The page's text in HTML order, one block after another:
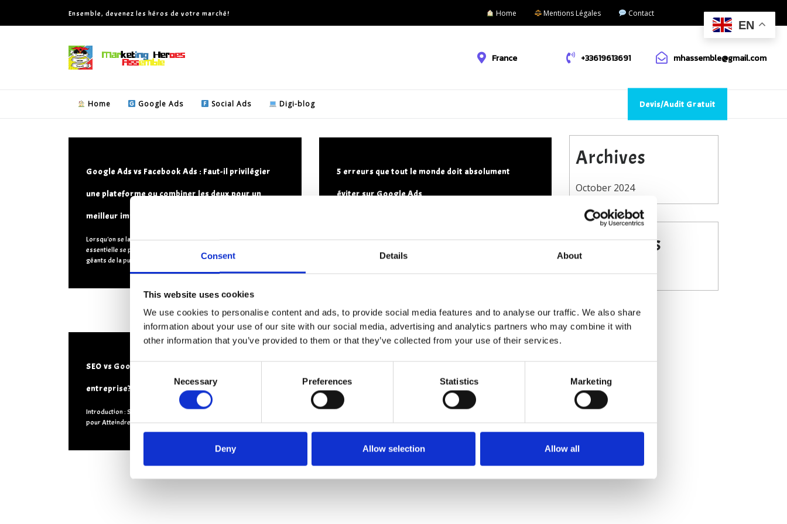
Consent Details About
This website uses cookies
We use cookies to personalise content and ads, to provide social media features and to analyse our traffic. We also share
information about your use of our site with our social media, advertising and analytics partners who may combine it with
other information that you’ve provided to them or that they’ve collected from your use of their services.
C
s
e
t
e
Necessary Preferences Statistics Marketing
Deny Allow selection Allow all
Ensemble, devenez les héros de votre marché! Home Mentions Légales Contact
France +33619613691 mhassemble@gmail.com
Home Google Ads Social Ads Digi-blog Devis/Audit Gratuit
Google Ads vs Facebook Ads : Faut-il privilégier
une plateforme ou combiner les deux pour un
meilleur impact ?
Lorsqu'on se lance dans la publicité en ligne, une question
essentielle se pose : Google Ads ou Facebook Ads ? Ces deux
géants de la publicité en ligne offrent
[...]
5 erreurs que tout le monde doit absolument
éviter sur Google Ads
SEO vs Google Ads: lequel choisir pour mon
entreprise?
Introduction : SEO et Google Ads, Deux Stratégies Différentes
pour Atteindre Vos Objectifs
2024 ?
Les campagnes Google Ads continuent d'évoluer rapidement, et
pour obtenir les meilleurs résultats en 2024, il est essentiel de
rester au fait des nouvelles fonctionnalités et des stratégies
d’optimisation.
Archives
October 2024
Categories
EN